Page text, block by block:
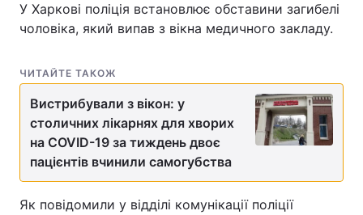
У Харкові поліція встановлює обставини загибелі
чоловіка, який випав з вікна медичного закладу.
ЧИТАЙТЕ ТАКОЖ
Вистрибували з вікон: у
столичних лікарнях для хворих
на COVID-19 за тиждень двоє
пацієнтів вчинили самогубства
Як повідомили у відділі комунікації поліції